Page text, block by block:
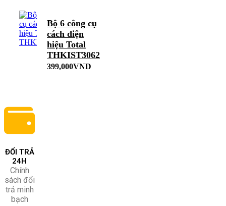
Bộ 6 công cụ
cách điện
hiệu Total
THKIST3062
399,000VND
ĐỔI TRẢ
24H
Chính
sách đổi
trả minh
bạch